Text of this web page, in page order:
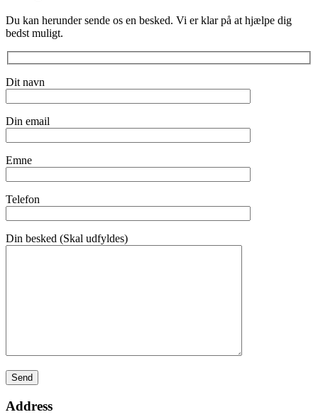
Du kan herunder sende os en besked. Vi er klar på at hjælpe dig
bedst muligt.
Dit navn
Din email
Emne
Telefon
Din besked (Skal udfyldes)
Address